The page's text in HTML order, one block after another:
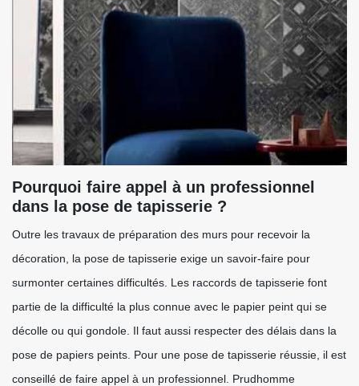
Pourquoi faire appel à un professionnel
dans la pose de tapisserie ?
Outre les travaux de préparation des murs pour recevoir la
décoration, la pose de tapisserie exige un savoir-faire pour
surmonter certaines difficultés. Les raccords de tapisserie font
partie de la difficulté la plus connue avec le papier peint qui se
décolle ou qui gondole. Il faut aussi respecter des délais dans la
pose de papiers peints. Pour une pose de tapisserie réussie, il est
conseillé de faire appel à un professionnel. Prudhomme